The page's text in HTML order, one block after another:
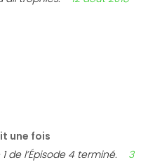
une fois
de l’Épisode 4 terminé.
3